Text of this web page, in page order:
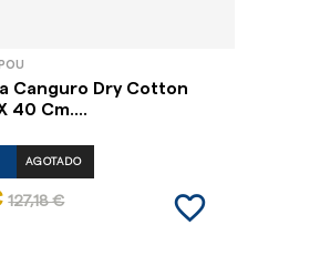
Canguro Dry Cotton
40 Cm....
AGOTADO
127,18 € favorite_border